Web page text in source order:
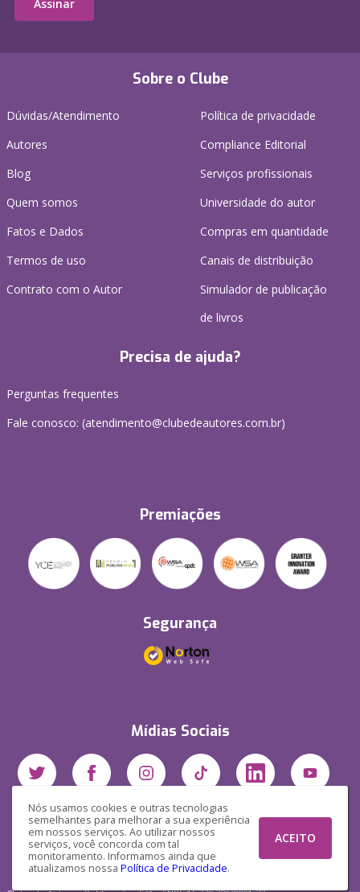
Nós usamos cookies e outras tecnologias
semelhantes para melhorar a sua experiência
em nossos serviços. Ao utilizar nossos
serviços, você concorda com tal
monitoramento. Informamos ainda que
atualizamos nossa Política de Privacidade.
ACEITO
Sobre o Clube
Dúvidas/Atendimento
Autores
Blog
Quem somos
Fatos e Dados
Termos de uso
Contrato com o Autor
Política de privacidade
Compliance Editorial
Serviços profissionais
Universidade do autor
Compras em quantidade
Canais de distribuição
Simulador de publicação
de livros
Precisa de ajuda?
Perguntas frequentes
Fale conosco: (atendimento@clubedeautores.com.br)
Premiações
Segurança
Mídias Sociais
Assinar